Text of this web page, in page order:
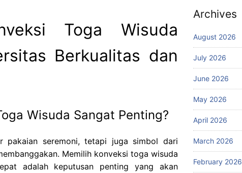
Toga Wisuda
Berkualitas dan
Wisuda Sangat Penting?
pakaian seremoni, tetapi juga simbol dari
Memilih konveksi toga wisuda
adalah keputusan penting yang akan
Archives
August 2026
July 2026
June 2026
May 2026
April 2026
March 2026
February 2026